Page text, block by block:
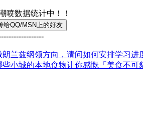
喷数据统计中！！
朗兰兹纲领方向，请问如何安排学习进
些小城的本地食物让你感慨「美食不可